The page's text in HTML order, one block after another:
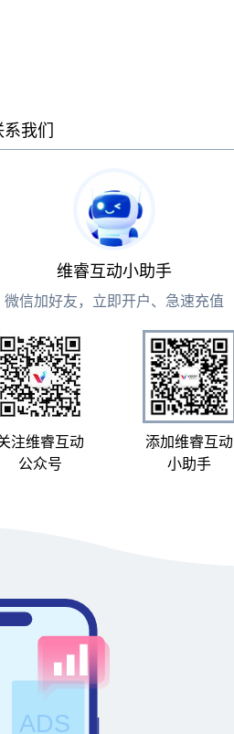
系我们
维睿互动小助手
微信加好友，立即开户、急速充值
注维睿互动
公众号
添加维睿互动
小助手